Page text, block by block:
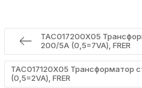
TAC017200X05
200/5А (0,5=7VA), FRER
TAC017120X05 Трансформатор
(0,5=2VA), FRER